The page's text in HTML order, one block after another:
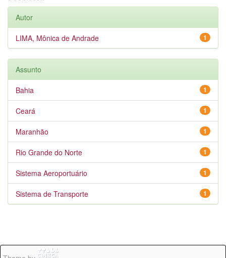
Autor
1
LIMA, Mônica de Andrade
Assunto
1
Bahia
1
Ceará
1
Maranhão
1
Rio Grande do Norte
1
Sistema Aeroportuário
1
Sistema de Transporte